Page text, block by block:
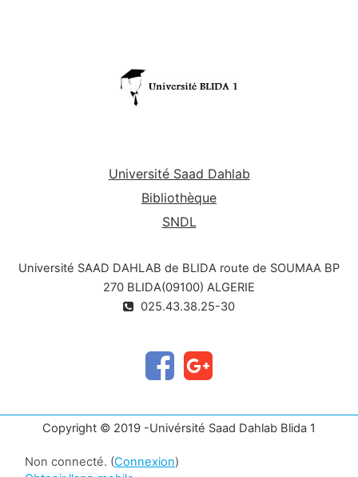
Université Saad Dahlab
Bibliothèque
SNDL
Université SAAD DAHLAB de BLIDA route de SOUMAA BP
270 BLIDA(09100) ALGERIE
025.43.38.25-30
Copyright © 2019 -Univérsité Saad Dahlab Blida 1
Non connecté. (Connexion)